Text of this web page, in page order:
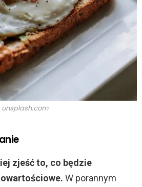
unsplash.com
zjeść to, co będzie
W porannym